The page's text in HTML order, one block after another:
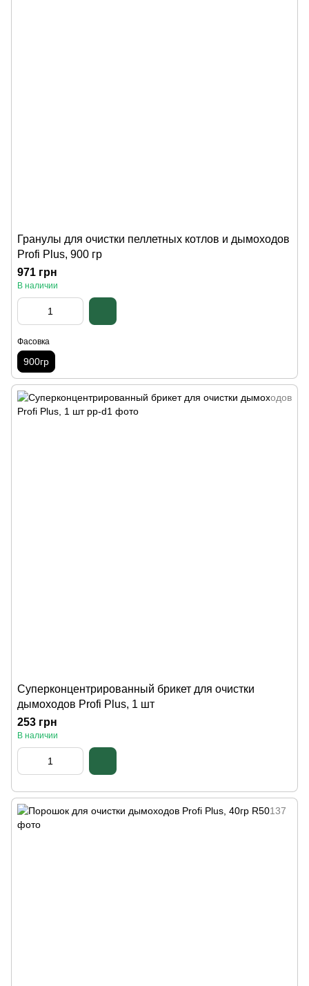
Гранулы для очистки пеллетных котлов и дымоходов
Profi Plus, 900 гр
971 грн
В наличии
Фасовка
900гр
Суперконцентрированный брикет для очистки
дымоходов Profi Plus, 1 шт
253 грн
В наличии